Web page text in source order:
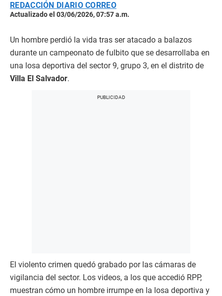
REDACCIÓN DIARIO CORREO
Actualizado el 03/06/2026, 07:57 a.m.
Un hombre perdió la vida tras ser atacado a balazos
durante un campeonato de fulbito que se desarrollaba en
una losa deportiva del sector 9, grupo 3, en el distrito de
Villa El Salvador.
El violento crimen quedó grabado por las cámaras de
vigilancia del sector. Los videos, a los que accedió RPP,
muestran cómo un hombre irrumpe en la losa deportiva y